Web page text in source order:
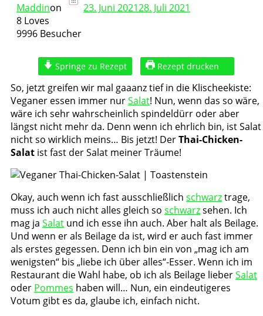
Maddinon 23. Juni 202128. Juli 2021
8 Loves
9996 Besucher
Springe zu Rezept Rezept drucken
So, jetzt greifen wir mal gaaanz tief in die Klischeekiste:
Veganer essen immer nurSalat! Nun, wenn das so wäre,
wäre ich sehr wahrscheinlich spindeldürr oder aber
längst nicht mehr da. Denn wenn ich ehrlich bin, ist Salat
nicht so wirklich meins… Bis jetzt! DerThai-Chicken-
Salat ist fast der Salat meiner Träume!
Okay, auch wenn ich fast ausschließlich schwarztrage,
muss ich auch nicht alles gleich so schwarzsehen. Ich
mag ja Salat und ich esse ihn auch. Aber halt als Beilage.
Und wenn er als Beilage da ist, wird er auch fast immer
als erstes gegessen. Denn ich bin ein von „mag ich am
wenigsten“ bis „liebe ich über alles“-Esser. Wenn ich im
Restaurant die Wahl habe, ob ich als Beilage lieberSalat
oder Pommes haben will… Nun, ein eindeutigeres
Votum gibt es da, glaube ich, einfach nicht.